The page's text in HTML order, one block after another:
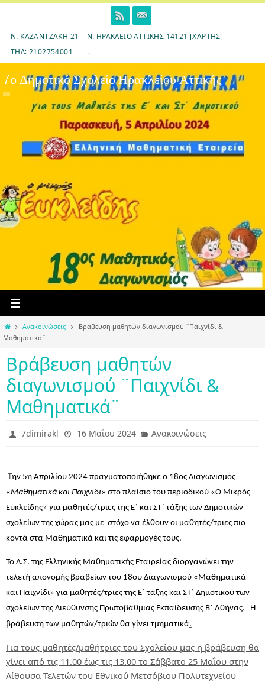
content
Ν. ΚΑΖΑΝΤΖΆΚΗ 21 – Ν. ΗΡΆΚΛΕΙΟ ΑΤΤΙΚΉΣ 14121 [ΧΆΡΤΗΣ]
ΤΗΛ: 2102754001
.
7ο Δημοτικό Σχολείο Ηρακλείου Αττικής
HomeΑνακοινώσεις
Βράβευση μαθητών διαγωνισμού ¨Παιχνίδι &
Μαθηματικά¨
Βράβευση μαθητών
διαγωνισμού ¨Παιχνίδι &
Μαθηματικά¨
7dimirakl 16 Μαΐου 2024 Ανακοινώσεις
Την 5η Απριλίου 2024 πραγματοποιήθηκε ο 18ος Διαγωνισμός
«Μαθηματικά και Παιχνίδι» στο πλαίσιο του περιοδικού «Ο Μικρός
Ευκλείδης» για μαθητές/τριες της Ε΄ και ΣΤ΄ τάξης των Δημοτικών
σχολείων της χώρας μας με στόχο να έλθουν οι μαθητές/τριες πιο
κοντά στα Μαθηματικά και τις εφαρμογές τους.
Το Δ.Σ. της Ελληνικής Μαθηματικής Εταιρείας διοργανώνει την
τελετή απονομής βραβείων του 18ου Διαγωνισμού «Μαθηματικά
και Παιχνίδι» για μαθητές/τριες της Ε΄ τάξης και ΣΤ΄ Δημοτικούτων
σχολείων της Διεύθυνσης Πρωτοβάθμιας Εκπαίδευσης Β΄ Αθήνας. Η
βράβευση των μαθητών/τριών θα γίνει τμηματικά.
Για τους μαθητές/μαθήτριες του Σχολείου μας η βράβευση θα
γίνει από τις 11.00 έως τις 13.00 το Σάββατο 25 Μαΐου στην
Αίθουσα Τελετών του Εθνικού Μετσόβιου Πολυτεχνείου